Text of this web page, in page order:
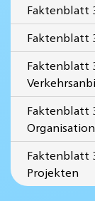
Faktenblatt
Faktenblatt
Faktenblatt
Faktenblatt
Organisation
Faktenblatt
Projekten